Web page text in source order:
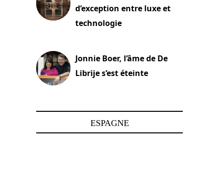
d’exception entre luxe et
technologie
Jonnie Boer, l’âme de De
Librije s’est éteinte
ESPAGNE